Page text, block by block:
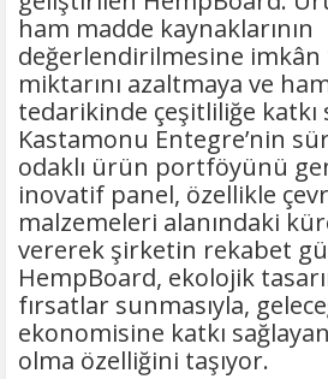
ham madde kaynaklarının
değerlendirilmesine imkân
miktarını azaltmaya ve
tedarikinde çeşitliliğe katkı
Kastamonu Entegre’nin
odaklı ürün portföyünü
inovatif panel, özellikle
malzemeleri alanındaki
vererek şirketin rekabet
HempBoard, ekolojik
fırsatlar sunmasıyla,
ekonomisine katkı
olma özelliğini taşıyor.